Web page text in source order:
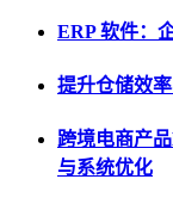
ERP 软件：
提升仓储效
跨境电商产
与系统优化